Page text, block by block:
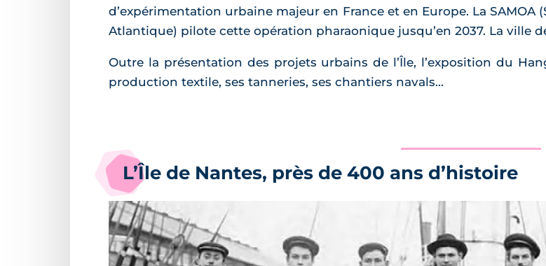
d’expérimentation urbaine majeur en France et en Europe. La SAMOA
Atlantique) pilote cette opération pharaonique jusqu’en 2037. La ville
Outre la présentation des projets urbains de l’Île, l’exposition du
production textile, ses tanneries, ses chantiers navals...
L’Île de Nantes, près de 400 ans d’histoire